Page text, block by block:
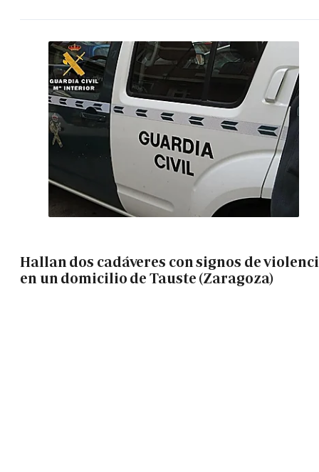
Hallan dos cadáveres con signos de
en un domicilio de Tauste (Zaragoza)